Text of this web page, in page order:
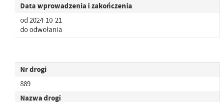
Data wprowadzenia i zakończenia
od 2024-10-21
do odwołania
Nr drogi
889
Nazwa drogi